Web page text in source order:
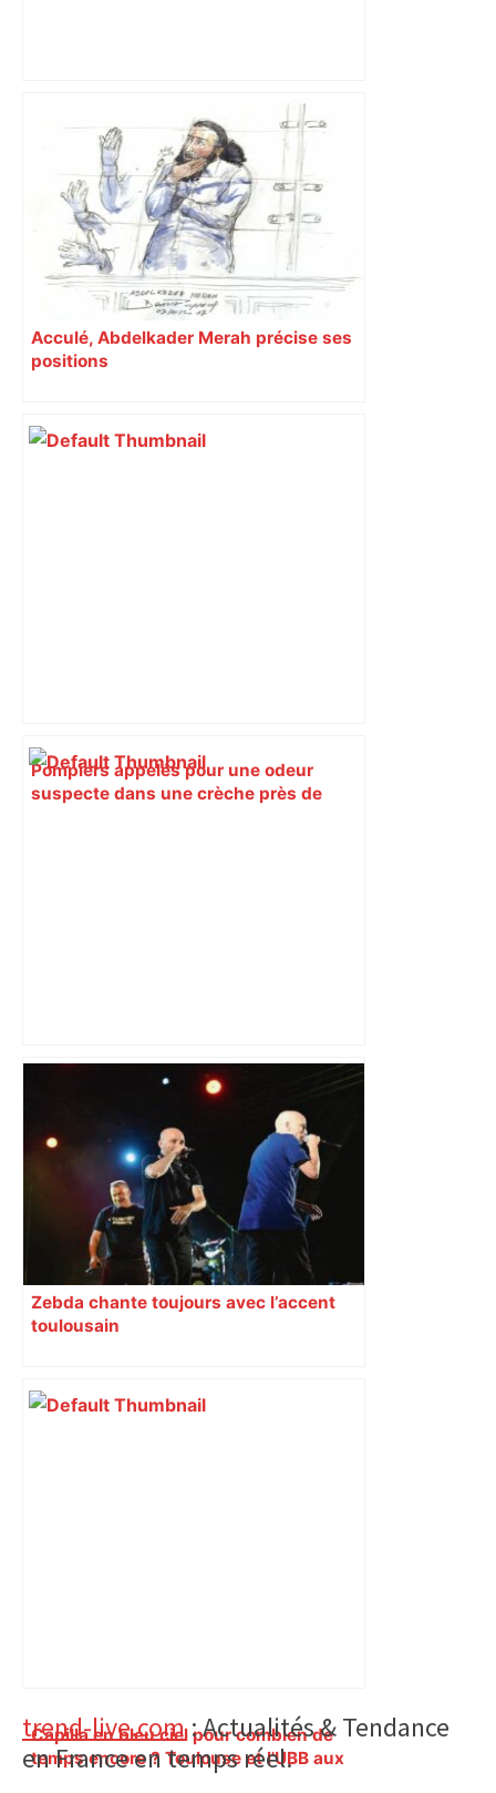
Igor Paixão fait une confidence sur son
but contre Toulouse – SO FOOT.com
Acculé, Abdelkader Merah précise ses
positions
Pompiers appelés pour une odeur
suspecte dans une crèche près de
Alliance PS/LFI à Toulouse : Marc
Sztulman claque la porte – RMC
Zebda chante toujours avec l’accent
toulousain
Capilla en bleu ciel pour combien de
temps encore ? Toulouse et l'UBB aux
Primary
Sidebar
trend-live.com: Actualités & Tendance
en France en temps réel.